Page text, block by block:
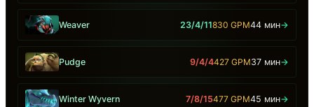
Weaver 23/4/11830 GPM44 мин→
Pudge 9/4/4427 GPM37 мин→
Winter Wyvern 7/8/15477 GPM45 мин→